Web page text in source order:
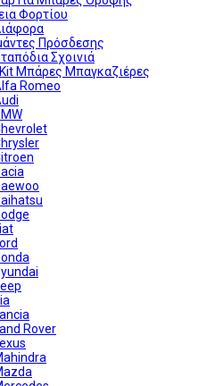
Φορτίου
Πρόσδεσης
Σχοινιά
Kit Μπάρες Μπαγκαζιέρες
Romeo
Rover